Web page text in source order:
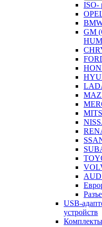
ISO-
GM
USB-
устройств